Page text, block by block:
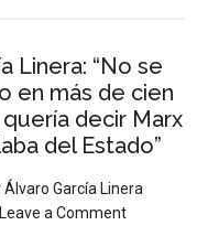
Linera: “No se
en más de cien
decir Marx
del Estado”
Álvaro García Linera
Leave a Comment